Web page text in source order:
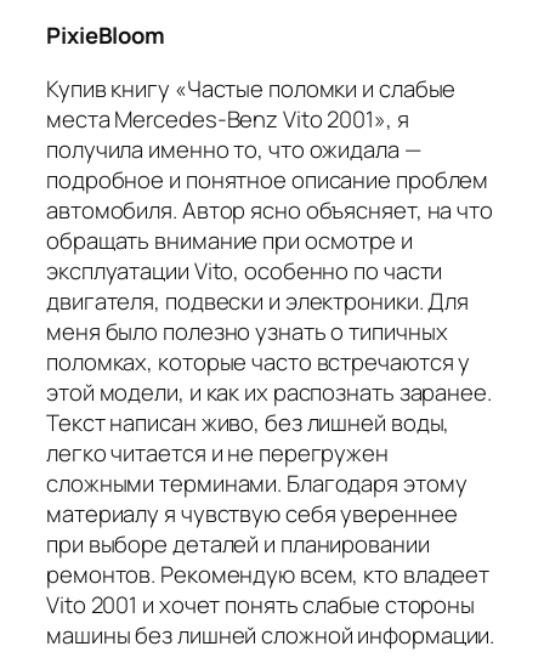
PixieBloom
Купив книгу «Частые поломки и слабые
места Mercedes-Benz Vito 2001», я
получила именно то, что ожидала —
подробное и понятное описание проблем
автомобиля. Автор ясно объясняет, на что
обращать внимание при осмотре и
эксплуатации Vito, особенно по части
двигателя, подвески и электроники. Для
меня было полезно узнать о типичных
поломках, которые часто встречаются у
этой модели, и как их распознать заранее.
Текст написан живо, без лишней воды,
легко читается и не перегружен
сложными терминами. Благодаря этому
материалу я чувствую себя увереннее
при выборе деталей и планировании
ремонтов. Рекомендую всем, кто владеет
Vito 2001 и хочет понять слабые стороны
машины без лишней сложной информации.